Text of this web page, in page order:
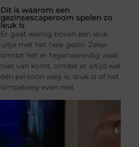
Dit is waarom een
gezinsescaperoom spelen zo
leuk is
Er gaat weinig boven een leuk
uitje met het hele gezin. Zeker
omdat het er tegenwoordig vaak
niet van komt, omdat er altijd wel
één persoon weg is, druk is of het
simpelweg even niet